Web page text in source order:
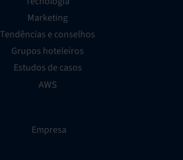
Marketing
Tendências e conselhos
Grupos hoteleiros
Estudos de casos
AWS
Empresa